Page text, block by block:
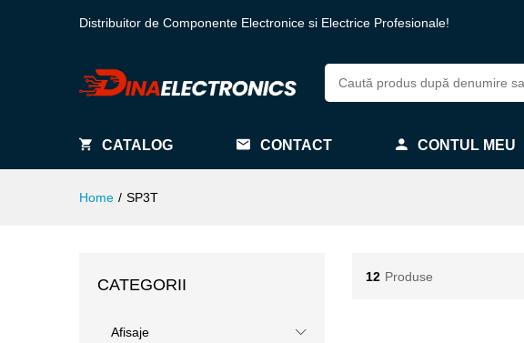
Distribuitor de Componente Electronice si Electrice Profesionale!
CATALOG CONTACT CONTUL MEU
Home / SP3T
12 Produse
CATEGORII
Afisaje